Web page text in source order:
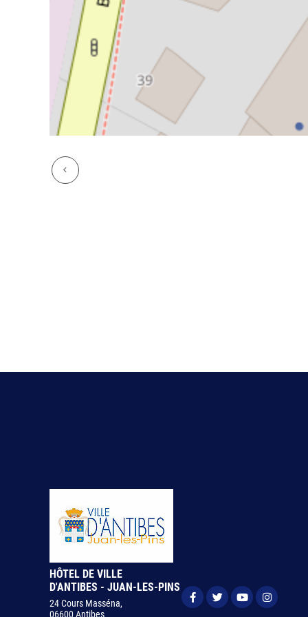
HÔTEL DE VILLE
D'ANTIBES - JUAN-LES-PINS
24 Cours Masséna,
06600 Antibes